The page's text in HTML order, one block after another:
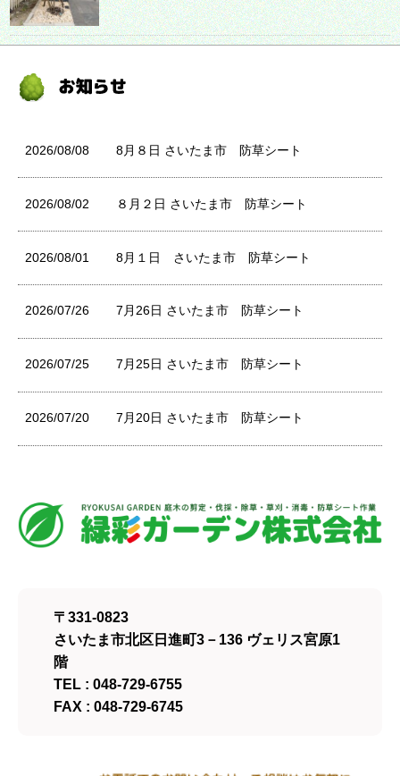
2026/08/08 8月８日 さいたま市 防草シート
2026/08/02 ８月２日 さいたま市 防草シート
2026/08/01 8月１日 さいたま市 防草シート
2026/07/26 7月26日 さいたま市 防草シート
2026/07/25 7月25日 さいたま市 防草シート
2026/07/20 7月20日 さいたま市 防草シート
〒331-0823
さいたま市北区日進町3－136 ヴェリス宮原1
階
TEL : 048-729-6755
FAX : 048-729-6745